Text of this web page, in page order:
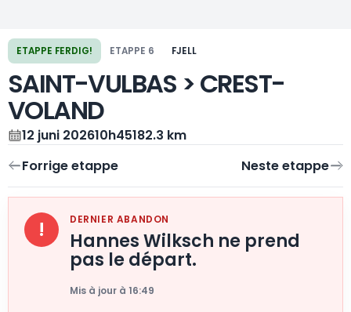
ETAPPE FERDIG! ETAPPE 6 FJELL
SAINT-VULBAS > CREST-
VOLAND
12 juni 202610h45182.3 km
! DERNIER ABANDON
Hannes Wilksch ne prend
pas le départ.
Mis à jour à 16:49